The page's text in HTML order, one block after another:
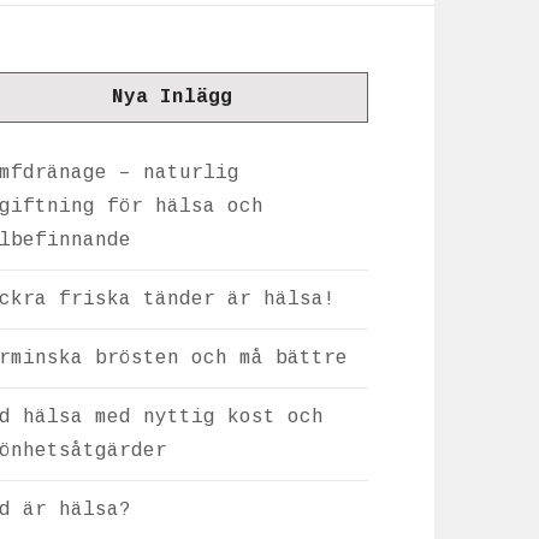
Nya Inlägg
– naturlig
för hälsa och
friska tänder är hälsa!
brösten och må bättre
hälsa med nyttig kost och
är hälsa?